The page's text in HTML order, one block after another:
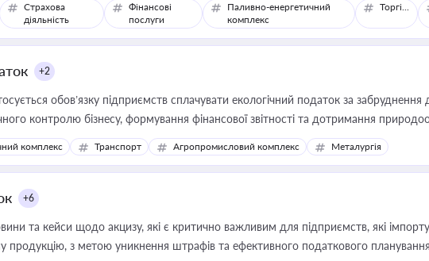
Страхова
діяльність
Фінансові
послуги
Паливно-енергетичний
комплекс
Торгівля
+2
обов’язку підприємств сплачувати екологічний податок за забруднення
контролю бізнесу, формування фінансової звітності та дотримання
комплекс Транспорт Агропромисловий комплекс Металургія
+6
та кейси щодо акцизу, які є критично важливим для підприємств, які
продукцію, з метою уникнення штрафів та ефективного податкового